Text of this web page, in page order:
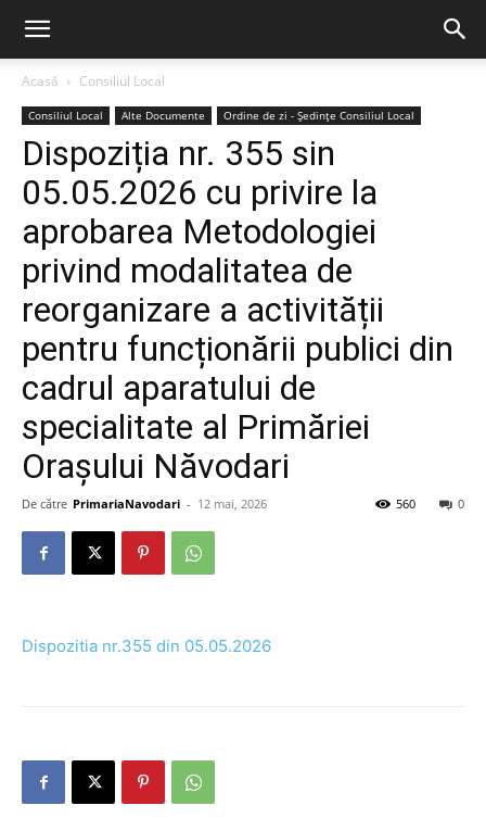
Acasă Consiliul Local
Consiliul Local Alte Documente Ordine de zi - Ședințe Consiliul Local
Dispoziția nr. 355 sin
05.05.2026 cu privire la
aprobarea Metodologiei
privind modalitatea de
reorganizare a activității
pentru funcționării publici din
cadrul aparatului de
specialitate al Primăriei
Orașului Năvodari
De către PrimariaNavodari - 12 mai, 2026 0
560
Dispozitia nr.355 din 05.05.2026